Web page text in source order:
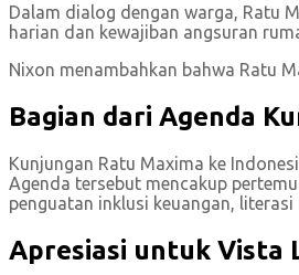
Dalam dialog dengan warga, Ratu
harian dan kewajiban angsuran
Nixon menambahkan bahwa Ratu
Bagian dari Agenda
Kunjungan Ratu Maxima ke
Agenda tersebut mencakup
penguatan inklusi keuangan,
Apresiasi untuk Vista